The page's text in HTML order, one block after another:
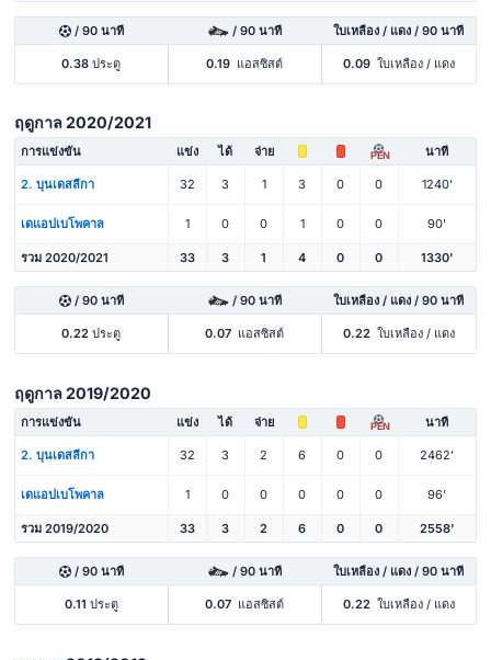
/ 90 นาที / 90 นาที ใบเหลือง / แดง / 90 นาที
0.38 ประตู 0.19 แอสซิสต์ 0.09 ใบเหลือง / แดง
ฤดูกาล 2020/2021
การแข่งขัน แข่ง ได้ จ่าย PEN นาที
2. บุนเดสลีกา 32 3 1 3 0 0 1240'
เดแอปเบโพคาล 1 0 0 1 0 0 90'
รวม 2020/2021 33 3 1 4 0 0 1330'
/ 90 นาที / 90 นาที ใบเหลือง / แดง / 90 นาที
0.22 ประตู 0.07 แอสซิสต์ 0.22 ใบเหลือง / แดง
ฤดูกาล 2019/2020
การแข่งขัน แข่ง ได้ จ่าย PEN นาที
2. บุนเดสลีกา 32 3 2 6 0 0 2462'
เดแอปเบโพคาล 1 0 0 0 0 0 96'
รวม 2019/2020 33 3 2 6 0 0 2558'
/ 90 นาที / 90 นาที ใบเหลือง / แดง / 90 นาที
0.11 ประตู 0.07 แอสซิสต์ 0.22 ใบเหลือง / แดง